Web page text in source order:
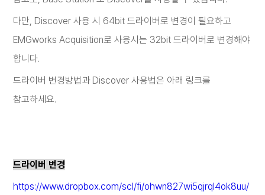
다만, Discover사용 시 64bit드라이버로 변경이 필요하고
EMGworks Acquisition로 사용시는 32bit드라이버로 변경해야
합니다.
드라이버 변경방법과Discover사용법은 아래 링크를
참고하세요.
드라이버 변경
https://www.dropbox.com/scl/fi/ohwn827wi5qjrql4ok8uu/